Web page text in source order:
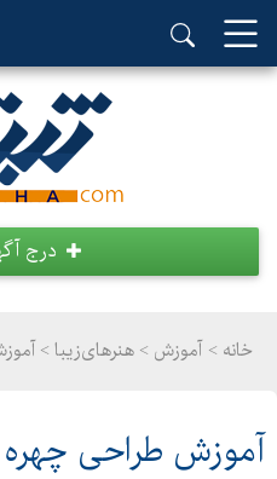
درج
خانه > آموزش > هنرهای‌زیبا >
آموزش طراحی چهره